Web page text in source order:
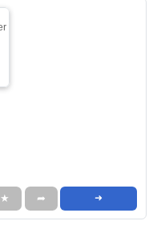
★ ➦ ➜